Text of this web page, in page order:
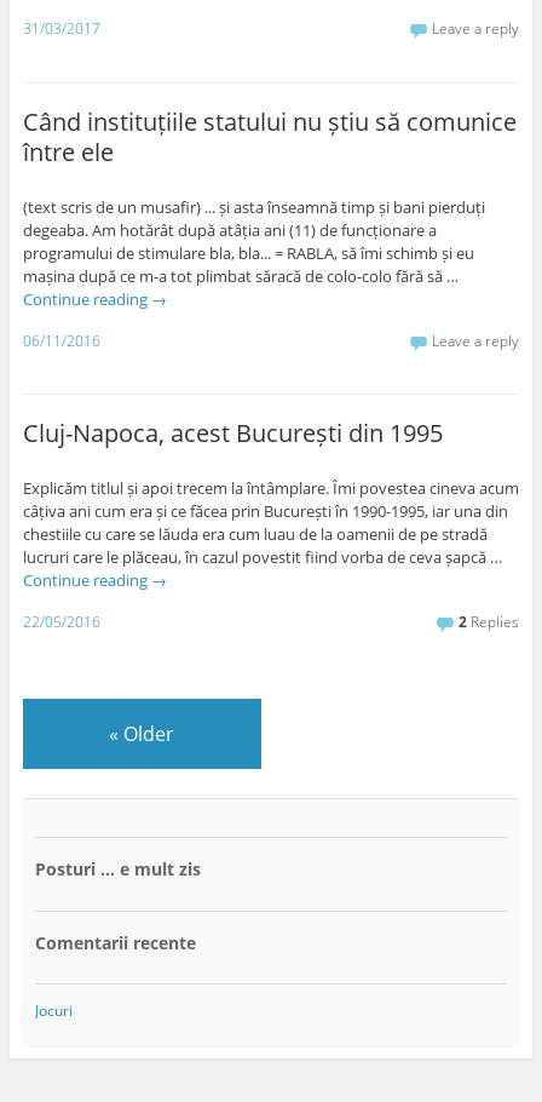
31/03/2017 Leave a reply
Când instituțiile statului nu știu să comunice
între ele
(text scris de un musafir) ... și asta înseamnă timp și bani pierduți
degeaba. Am hotărât după atâția ani (11) de funcționare a
programului de stimulare bla, bla... = RABLA, să îmi schimb și eu
mașina după ce m-a tot plimbat săracă de colo-colo fără să …
Continue reading →
06/11/2016 Leave a reply
Cluj-Napoca, acest București din 1995
Explicăm titlul și apoi trecem la întâmplare. Îmi povestea cineva acum
câțiva ani cum era și ce făcea prin București în 1990-1995, iar una din
chestiile cu care se lăuda era cum luau de la oamenii de pe stradă
lucruri care le plăceau, în cazul povestit fiind vorba de ceva șapcă …
Continue reading →
22/05/2016 2 Replies
« Older
Posturi … e mult zis
Comentarii recente
Jocuri